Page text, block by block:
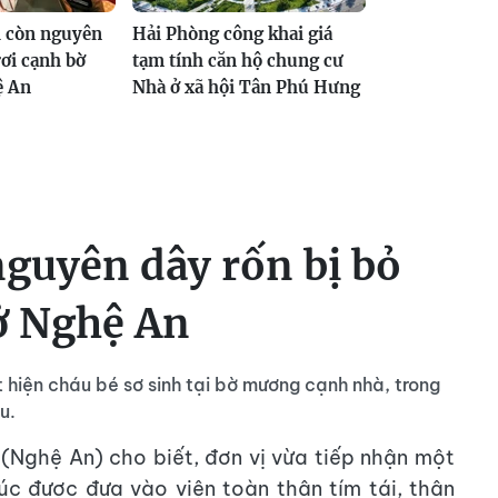
còn nguyên
cạnh bờ
An
Hải Phòng công khai giá
tạm tính căn hộ chung cư
Nhà ở xã hội Tân Phú Hưng
dây rốn bị bỏ
Nghệ An
cháu bé sơ sinh tại bờ mương cạnh nhà, trong
An) cho biết, đơn vị vừa tiếp nhận một
được đưa vào viện toàn thân tím tái, thân